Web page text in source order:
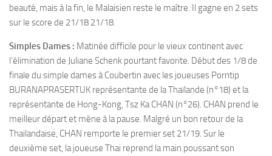
beauté, mais à la fin, le Malaisien reste le maître. Il gagne en 2 sets
sur le score de 21/18 21/18.
Simples Dames : Matinée difficile pour le vieux continent avec
l’élimination de Juliane Schenk pourtant favorite. Début des 1/8 de
finale du simple dames à Coubertin avec les joueuses Porntip
BURANAPRASERTUK représentante de la Thaïlande (n°18) et la
représentante de Hong-Kong, Tsz Ka CHAN (n°26). CHAN prend le
meilleur départ et mène à la pause. Malgré un bon retour de la
Thailandaise, CHAN remporte le premier set 21/19. Sur le
deuxième set, la joueuse Thai reprend la main poussant son